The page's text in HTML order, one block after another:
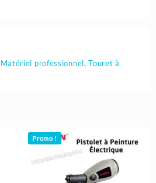
professionnel,Touret à
Promo !